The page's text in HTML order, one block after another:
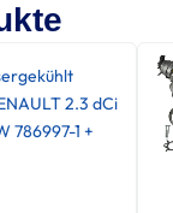
2.3 dCi
786997-1 +